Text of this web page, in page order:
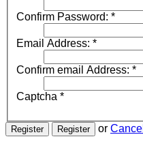
Confirm Password: *
Email Address: *
Confirm email Address: *
Captcha *
or Cancel